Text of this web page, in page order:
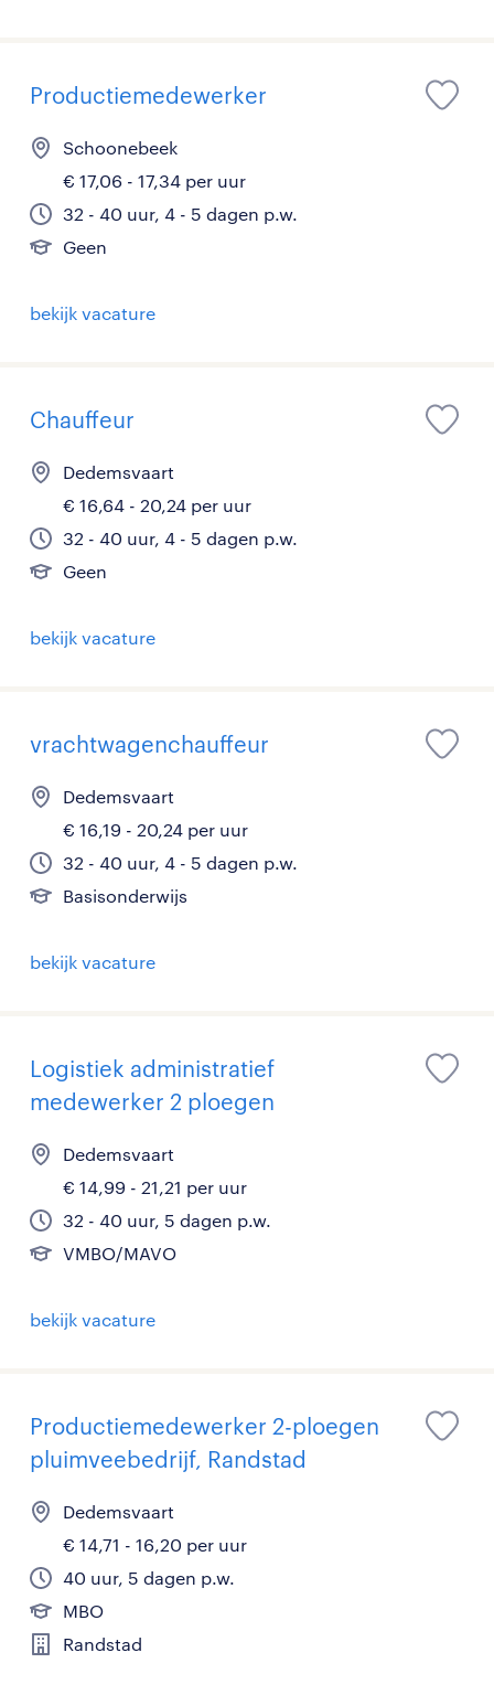
Productiemedewerker
Schoonebeek
€ 17,06 - 17,34 per uur
32 - 40 uur, 4 - 5 dagen p.w.
Geen
bekijk vacature
Chauffeur
Dedemsvaart
€ 16,64 - 20,24 per uur
32 - 40 uur, 4 - 5 dagen p.w.
Geen
bekijk vacature
vrachtwagenchauffeur
Dedemsvaart
€ 16,19 - 20,24 per uur
32 - 40 uur, 4 - 5 dagen p.w.
Basisonderwijs
bekijk vacature
Logistiek administratief
medewerker 2 ploegen
Dedemsvaart
€ 14,99 - 21,21 per uur
32 - 40 uur, 5 dagen p.w.
VMBO/MAVO
bekijk vacature
Productiemedewerker 2-ploegen
pluimveebedrijf, Randstad
Dedemsvaart
€ 14,71 - 16,20 per uur
40 uur, 5 dagen p.w.
MBO
Randstad